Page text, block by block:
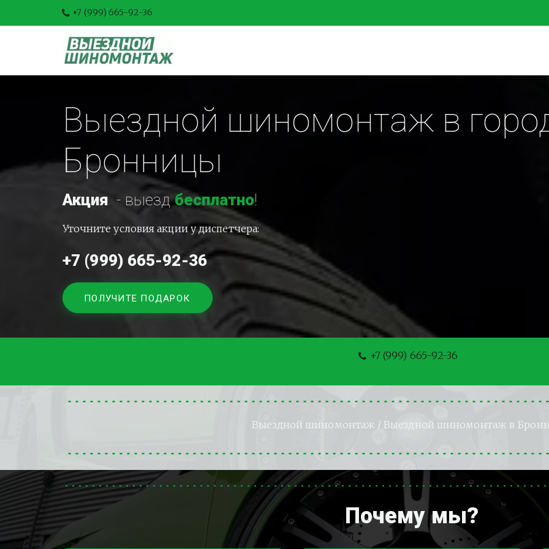
+7 (999) 665-92-36
Выездной шиномонтаж в
Бронницы
Акция - выезд бесплатно!
Уточните условия акции у диспетчера:
+7 (999) 665-92-36
ПОЛУЧИТЕ ПОДАРОК
+7 (999) 665-92-36
Выездной шиномонтаж / Выездной шиномонтаж в
Почему мы?